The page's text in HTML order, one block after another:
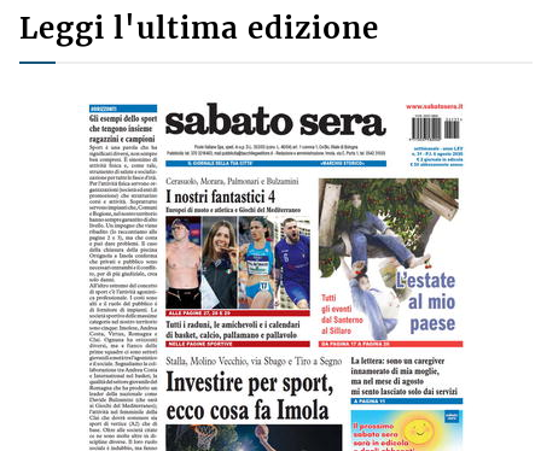
Leggi l'ultima edizione